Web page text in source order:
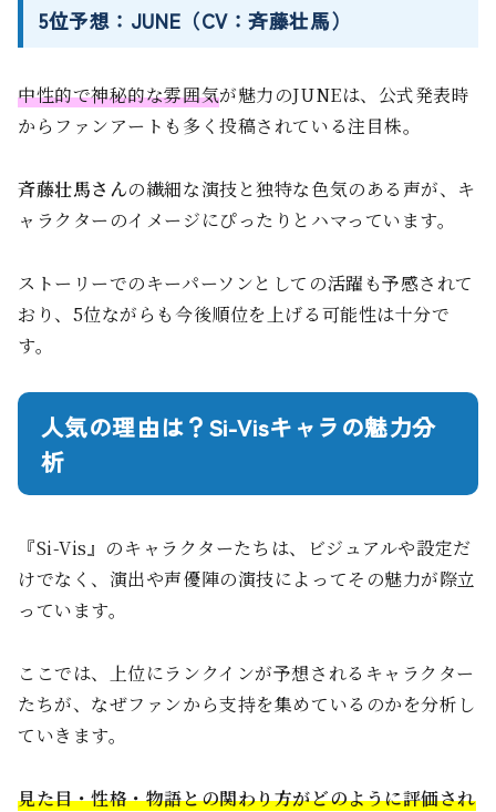
5位予想：JUNE（CV：斉藤壮馬）
中性的で神秘的な雰囲気が魅力のJUNEは、公式発表時
からファンアートも多く投稿されている注目株。
斉藤壮馬さんの繊細な演技と独特な色気のある声が、キ
ャラクターのイメージにぴったりとハマっています。
ストーリーでのキーパーソンとしての活躍も予感されて
おり、5位ながらも今後順位を上げる可能性は十分で
す。
人気の理由は？Si-Visキャラの魅力分
析
『Si-Vis』のキャラクターたちは、ビジュアルや設定だ
けでなく、演出や声優陣の演技によってその魅力が際立
っています。
ここでは、上位にランクインが予想されるキャラクター
たちが、なぜファンから支持を集めているのかを分析し
ていきます。
見た目・性格・物語との関わり方がどのように評価され